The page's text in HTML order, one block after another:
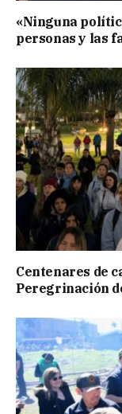
«Ninguna
personas y las
Centenares de
Peregrinación